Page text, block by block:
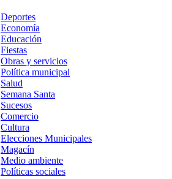
Deportes
Economía
Educación
Fiestas
Obras y servicios
Política municipal
Salud
Semana Santa
Sucesos
Comercio
Cultura
Elecciones Municipales
Magacín
Medio ambiente
Políticas sociales